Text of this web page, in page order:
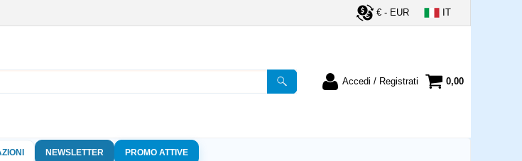
€ - EUR IT
Accedi / Registrati
nome utente e la password e poi
clicca sul pulsante "Accedi"
0,00
NEWSLETTER PROMO ATTIVE